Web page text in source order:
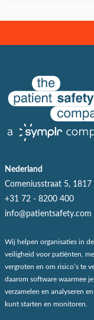
Nederland
Comeniusstraat 5, 1817
+31 72 - 8200 400
info@patientsafety.com
Wij helpen organisaties in
veiligheid voor patiënten,
vergroten en om risico’s te
daarom software waarmee
verzamelen en analyseren
kunt starten en monitoren.